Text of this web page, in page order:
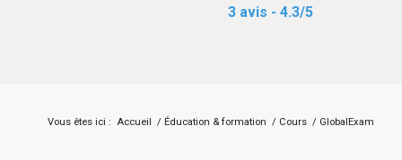
3 avis - 4.3/5
Vous êtes ici : Accueil / Éducation & formation / Cours / GlobalExam